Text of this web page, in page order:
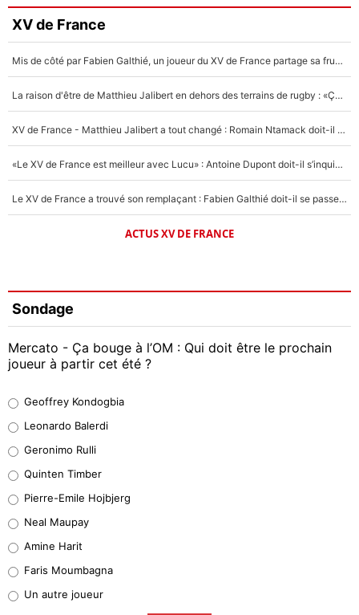
XV de France
Mis de côté par Fabien Galthié, un joueur du XV de France partage sa frustration : «ils ne me l’ont pas dit tout de suite»
La raison d'être de Matthieu Jalibert en dehors des terrains de rugby : «Ça m'atteint autant que si tu touches à un membre de ma famille»
XV de France - Matthieu Jalibert a tout changé : Romain Ntamack doit-il s’inquiéter pour sa place à un an de la Coupe du monde ?
«Le XV de France est meilleur avec Lucu» : Antoine Dupont doit-il s’inquiéter pour sa place ?
Le XV de France a trouvé son remplaçant : Fabien Galthié doit-il se passer d'Antoine Dupont ?
ACTUS XV DE FRANCE
Sondage
Mercato - Ça bouge à l’OM : Qui doit être le prochain
joueur à partir cet été ?
38%
32%
4%
1%
9%
Geoffrey Kondogbia
Leonardo Balerdi
Geronimo Rulli
Quinten Timber
Pierre-Emile Hojbjerg
Neal Maupay
Amine Harit
Faris Moumbagna
Un autre joueur